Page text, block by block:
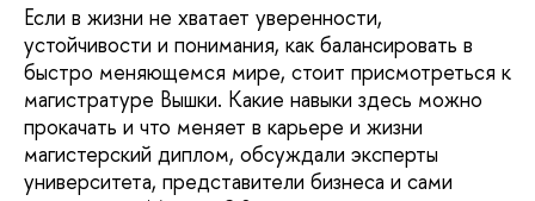
Если в жизни не хватает уверенности,
устойчивости и понимания, как балансировать в
быстро меняющемся мире, стоит присмотреться к
магистратуре Вышки. Какие навыки здесь можно
прокачать и что меняет в карьере и жизни
магистерский диплом, обсуждали эксперты
университета, представители бизнеса и сами